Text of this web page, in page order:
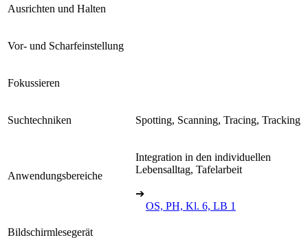
Ausrichten und Halten
Vor- und Scharfeinstellung
Fokussieren
Suchtechniken Spotting, Scanning, Tracing, Tracking
Anwendungsbereiche
Integration in den individuellen
Lebensalltag, Tafelarbeit
➔
OS, PH, Kl. 6, LB 1
Bildschirmlesegerät